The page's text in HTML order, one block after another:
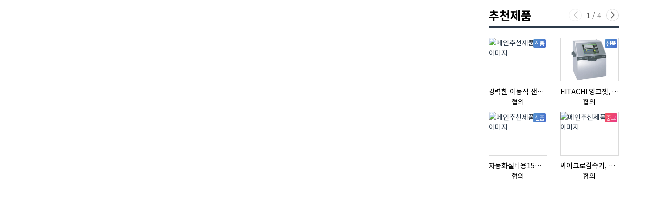
추천제품 1 / 4
신품
강력한 이동식 샌딩기 / 고급 이태리 IBIX샌드블라스터
협의
신품
HITACHI 잉크젯, RX2-BD160S
협의
신품
자동화설비용15ml자동주입기
협의
중고
싸이크로감속기, 감속기제작
협의